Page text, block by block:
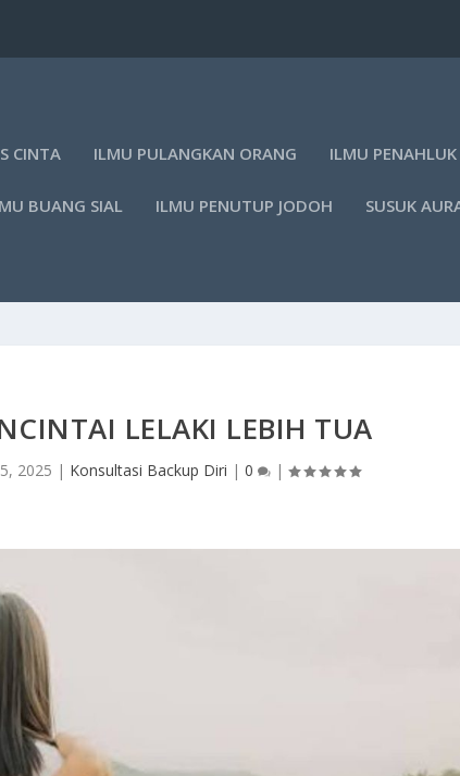
CINTA ILMU PULANGKAN ORANG ILMU
BUANG SIAL ILMU PENUTUP JODOH SUSUK
LELAKI LEBIH TUA
2025 | Konsultasi Backup Diri |0 |